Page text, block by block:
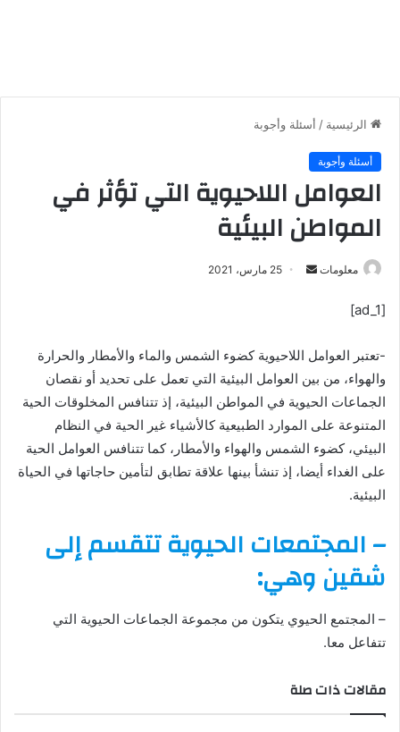
الرئيسية / أسئلة وأجوبة
أسئلة وأجوبة
العوامل اللاحيوية التي تؤثر في
المواطن البيئية
معلومات
ر
د
ا
ر
و
25 مارس، 2021
[ad_1]
-تعتبر العوامل اللاحيوية كضوء الشمس والماء والأمطار والحرارة
والهواء، من بين العوامل البيئية التي تعمل على تحديد أو نقصان
الجماعات الحيوية في المواطن البيئية، إذ تتنافس المخلوقات الحية
المتنوعة على الموارد الطبيعية كالأشياء غير الحية في النظام
البيئي، كضوء الشمس والهواء والأمطار، كما تتنافس العوامل الحية
على الغداء أيضا، إذ تنشأ بينها علاقة تطابق لتأمين حاجاتها في الحياة
البيئية.
– المجتمعات الحيوية تتقسم إلى
شقين وهي:
– المجتمع الحيوي يتكون من مجموعة الجماعات الحيوية التي
تتفاعل معا.
مقالات ذات صلة